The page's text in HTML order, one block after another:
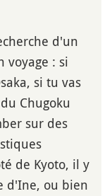
d'un
voyage : si
si tu vas
Chugoku
sur des
de Kyoto, il y
d'Ine, ou bien